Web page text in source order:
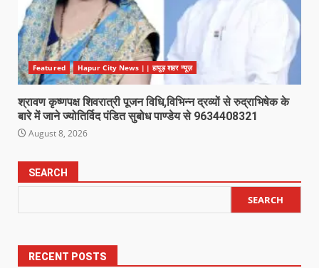
Featured Hapur City News || हापुड़ शहर न्यूज़
श्रावण कृष्णपक्ष शिवरात्री पूजन विधि,विभिन्न द्रव्यों से रुद्राभिषेक के
बारे में जाने ज्योतिर्विद पंडित सुबोध पाण्डेय से 9634408321
August 8, 2026
SEARCH
SEARCH
RECENT POSTS